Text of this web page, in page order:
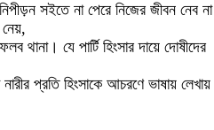
সইতে না পেরে নিজের জীবন নেব না
থানা। যে পার্টি হিংসার দায়ে দোষীদের
প্রতি হিংসাকে আচরণে ভাষায় লেখায়